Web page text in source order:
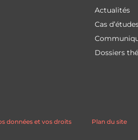
Actualités
Cas
Dossiers
données et vos droits Plan du site